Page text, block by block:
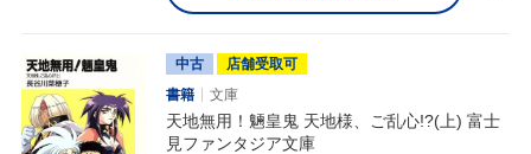
中古
店舗受取可
書籍
文庫
天地無用！魎皇鬼 天地様、ご乱心!?(上) 富士
見ファンタジア文庫